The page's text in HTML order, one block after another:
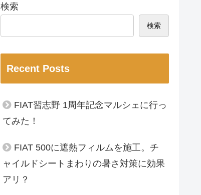
検索
検索
Recent Posts
FIAT習志野 1周年記念マルシェに行っ
てみた！
FIAT 500に遮熱フィルムを施工。チ
ャイルドシートまわりの暑さ対策に効果
アリ？